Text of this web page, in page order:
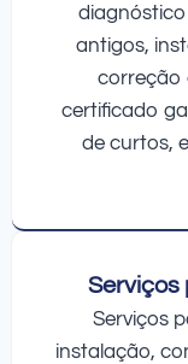
antigos,
correção
certificado
de curtos,
Serviços
Serviços
instalação,